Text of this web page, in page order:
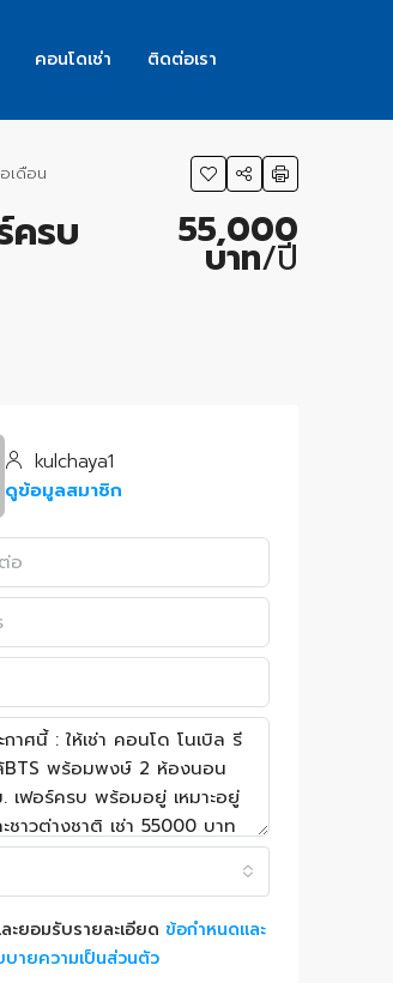
คอนโดเช่า ติดต่อเรา
เดือน
ครบ 55,000
บาท/ปี
kulchaya1
ดูข้อมูลสมาชิก
ะยอมรับรายละเอียด ข้อกำหนดและ
บายความเป็นส่วนตัว